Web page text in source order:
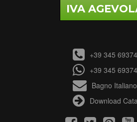
IVA
+39 345
+39 345
Bagno Italiano
Download